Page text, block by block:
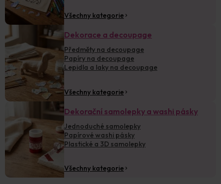
Všechny kategorie
Dekorace a decoupage
Předměty na decoupage
Papíry na decoupage
Lepidla a laky na decoupage
Všechny kategorie
Dekorační samolepky a washi pásky
Jednoduché samolepky
Papírové washi pásky
Plastické a 3D samolepky
Všechny kategorie